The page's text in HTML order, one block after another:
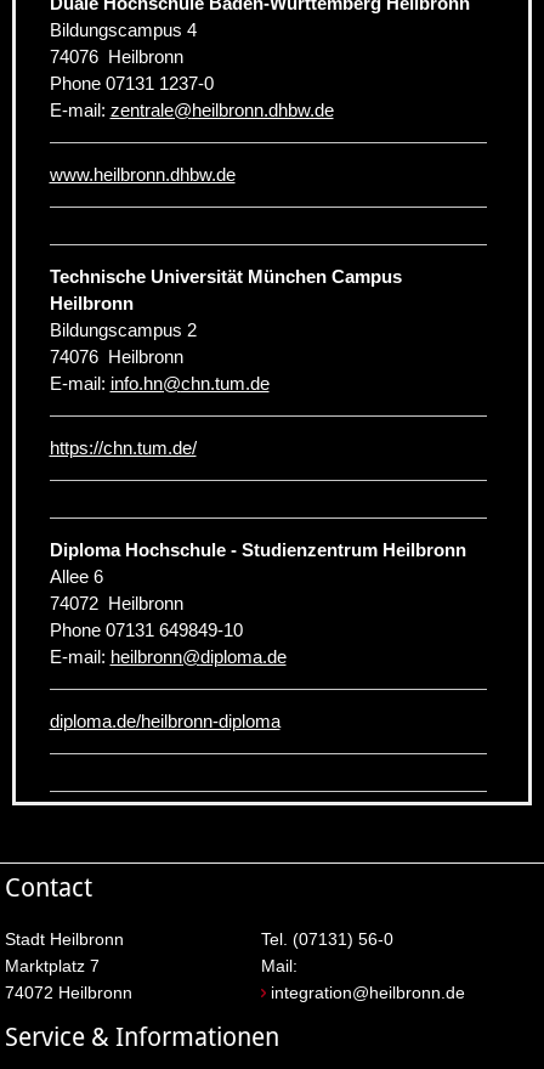
Bildungscampus 4
74076 Heilbronn
Phone 07131 1237-0
E-mail: zentrale@heilbronn.dhbw.de
www.heilbronn.dhbw.de
Technische Universität München Campus
Heilbronn
Bildungscampus 2
74076 Heilbronn
E-mail: info.hn@chn.tum.de
https://chn.tum.de/
Diploma Hochschule - Studienzentrum Heilbronn
Allee 6
74072 Heilbronn
Phone 07131 649849-10
E-mail: heilbronn@diploma.de
diploma.de/heilbronn-diploma
Contact
Stadt Heilbronn
Marktplatz 7
74072 Heilbronn
Tel. (07131) 56-0
Mail:
integration@heilbronn.de
Service & Informationen